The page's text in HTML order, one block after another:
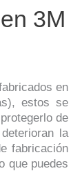
3M
en
estos se
de
la
fabricación
que puedes